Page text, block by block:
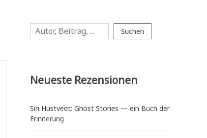
Suchen
Suchen
Neueste Rezensionen
Siri Hustvedt: Ghost Stories — ein Buch der
Erinnerung